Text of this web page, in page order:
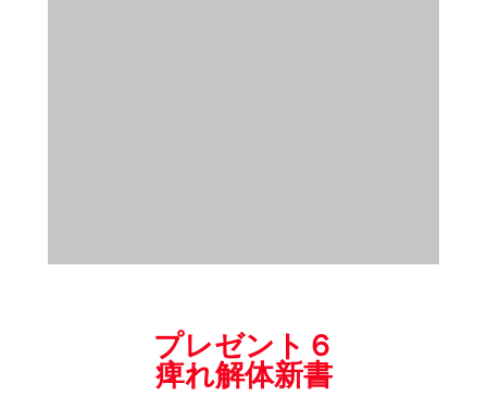
プレゼント６
痺れ解体新書